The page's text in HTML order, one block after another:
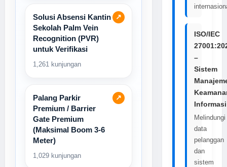
↗
Solusi Absensi Kantin
Sekolah Palm Vein
Recognition (PVR)
untuk Verifikasi
1,261 kunjungan
↗
Palang Parkir
Premium / Barrier
Gate Premium
(Maksimal Boom 3-6
Meter)
1,029 kunjungan
ISO/IEC
–
Sistem
Informasi
Melindungi
data
pelanggan
dan
sistem